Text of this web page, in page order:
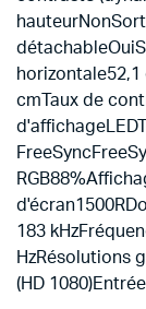
cmTaux de
183
HzRésolutions
(HD